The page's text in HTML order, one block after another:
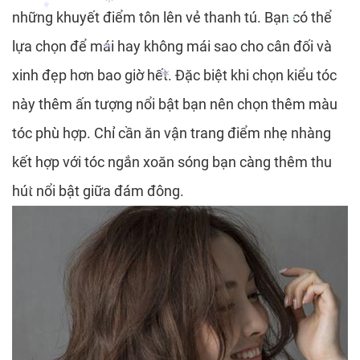
*
*
*
*
*
những khuyết điểm tôn lên vẻ thanh tú. Bạn có thể
lựa chọn để mái hay không mái sao cho cân đối và
xinh đẹp hơn bao giờ hết. Đặc biệt khi chọn kiểu tóc
này thêm ấn tượng nổi bật bạn nên chọn thêm màu
tóc phù hợp. Chỉ cần ăn vận trang điểm nhẹ nhàng
kết hợp với tóc ngắn xoăn sóng bạn càng thêm thu
hút nổi bật giữa đám đông.